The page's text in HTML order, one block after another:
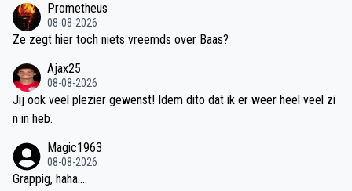
een diepgravende analyse over cultuur of psychologie zou publice
ren, zou de intellectuele wereld te klein zijn. Maar wanneer het trio
Jop van Kempen, Daan Sutorius en Bas Soetenhorst collectief stru
ikelt over een simpele bedrijfsbalans, kijkt niemand op. Met twee
(pogingen tot) rechtenstudies en een achtergrond in de psycholog
ie is de financieel-economische expertise op de redactie immers
compleet.Het resultaat is helaas exemplarisch voor de hedendaag
se pers: een vermakelijke slag in de lucht. Wellicht is een spoedcu
rsus of een interview met CFO Shashi Baboeram Panday een optie
om de basiskennis wat op te vijzelen. Maar ach, zolang de toon ric
Prometheus
08-08-2026
Ze zegt hier toch niets vreemds over Baas?
Ajax25
08-08-2026
Jij ook veel plezier gewenst! Idem dito dat ik er weer heel veel zi
n in heb.
Magic1963
08-08-2026
Grappig, haha....